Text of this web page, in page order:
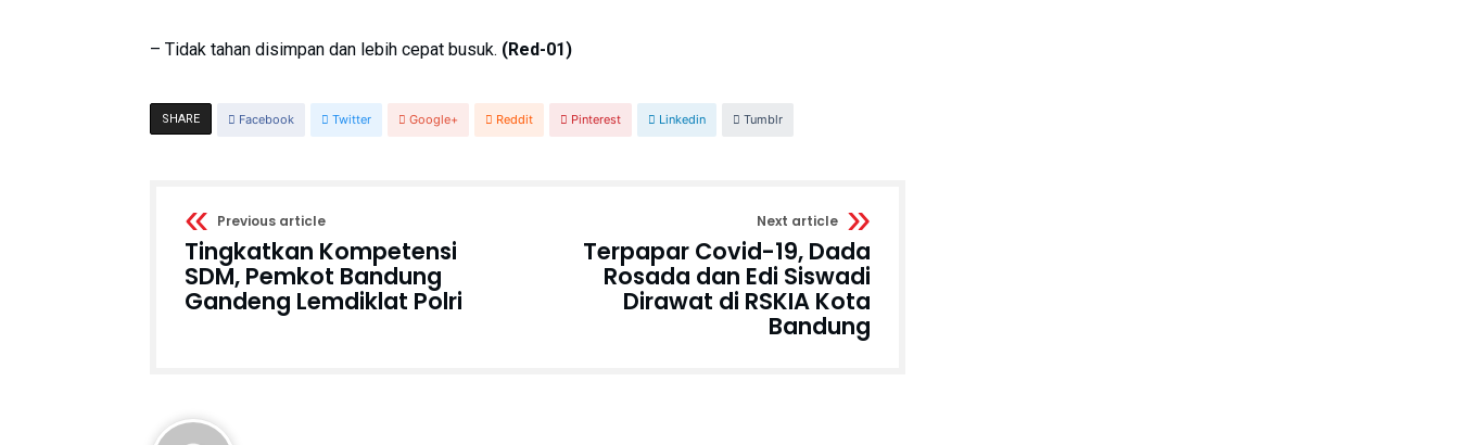
– Tidak tahan disimpan dan lebih cepat busuk. (Red-01)
SHARE Facebook Twitter Google+ Reddit Pinterest Linkedin Tumblr
Previous article
Tingkatkan Kompetensi
SDM, Pemkot Bandung
Gandeng Lemdiklat Polri
Next article
Terpapar Covid-19, Dada
Rosada dan Edi Siswadi
Dirawat di RSKIA Kota
Bandung